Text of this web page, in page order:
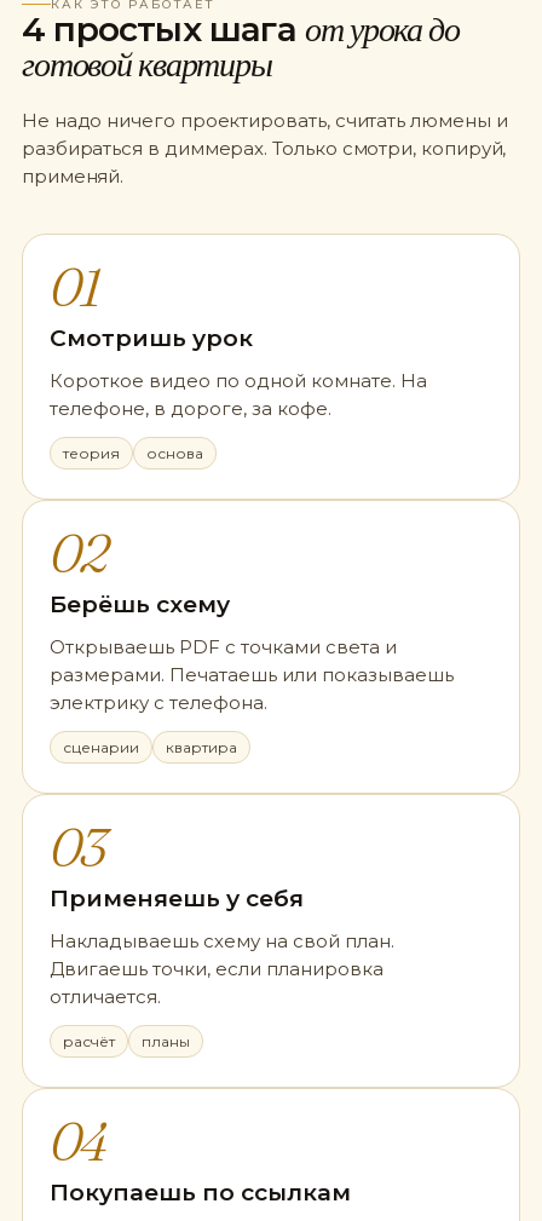
КАК ЭТО РАБОТАЕТ
4 простых шагаот урока до
готовой квартиры
Не надо ничего проектировать, считать люмены и
разбираться в диммерах. Только смотри, копируй,
применяй.
01
Смотришь урок
Короткое видео по одной комнате. На
телефоне, в дороге, за кофе.
теория основа
02
Берёшь схему
Открываешь PDF с точками света и
размерами. Печатаешь или показываешь
электрику с телефона.
сценарии квартира
03
Применяешь у себя
Накладываешь схему на свой план.
Двигаешь точки, если планировка
отличается.
расчёт планы
04
Покупаешь по ссылкам